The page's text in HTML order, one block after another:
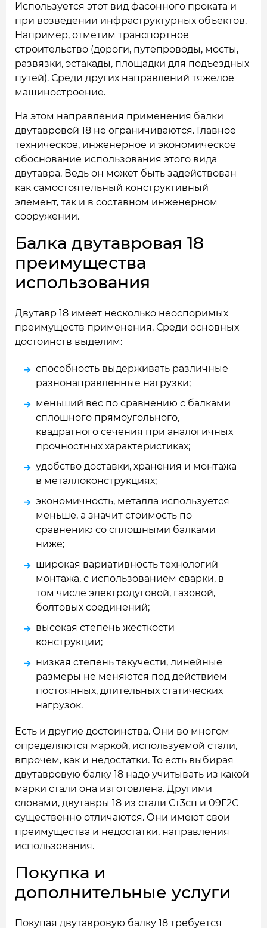
Используется этот вид фасонного проката и
при возведении инфраструктурных объектов.
Например, отметим транспортное
строительство (дороги, путепроводы, мосты,
развязки, эстакады, площадки для подъездных
путей). Среди других направлений тяжелое
машиностроение.
На этом направления применения балки
двутавровой 18 не ограничиваются. Главное
техническое, инженерное и экономическое
обоснование использования этого вида
двутавра. Ведь он может быть задействован
как самостоятельный конструктивный
элемент, так и в составном инженерном
сооружении.
Балка двутавровая 18
преимущества
использования
Двутавр 18 имеет несколько неоспоримых
преимуществ применения. Среди основных
достоинств выделим:
способность выдерживать различные
разнонаправленные нагрузки;
меньший вес по сравнению с балками
сплошного прямоугольного,
квадратного сечения при аналогичных
прочностных характеристиках;
удобство доставки, хранения и монтажа
в металлоконструкциях;
экономичность, металла используется
меньше, а значит стоимость по
сравнению со сплошными балками
ниже;
широкая вариативность технологий
монтажа, с использованием сварки, в
том числе электродуговой, газовой,
болтовых соединений;
высокая степень жесткости
конструкции;
низкая степень текучести, линейные
размеры не меняются под действием
постоянных, длительных статических
нагрузок.
Есть и другие достоинства. Они во многом
определяются маркой, используемой стали,
впрочем, как и недостатки. То есть выбирая
двутавровую балку 18 надо учитывать из какой
марки стали она изготовлена. Другими
словами, двутавры 18 из стали Ст3сп и 09Г2С
существенно отличаются. Они имеют свои
преимущества и недостатки, направления
использования.
Покупка и
дополнительные услуги
Покупая двутавровую балку 18 требуется